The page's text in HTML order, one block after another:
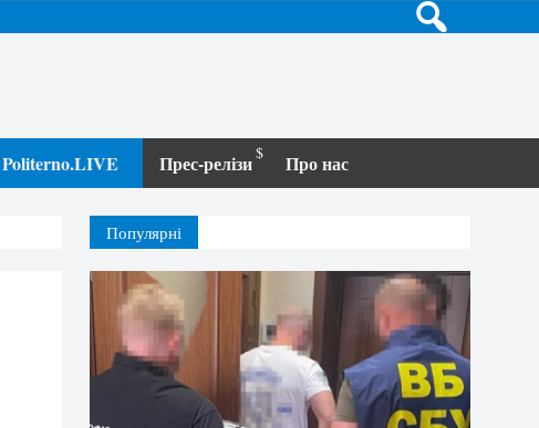
Politerno.LIVE Прес-релізи Про нас
Популярні